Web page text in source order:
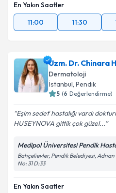
En Yakın Saatler
11:00
11:30
Uzm. Dr. Chinara
Dermatoloji
İstanbul, Pendik
5 (6 Değerlendirme)
Eşim sedef hastalığı vardı
HUSEYNOVA gittik çok güzel...
Medipol Üniversitesi Pendik
Bahçelievler, Pendik Belediyesi,
No: 31 D:33
En Yakın Saatler